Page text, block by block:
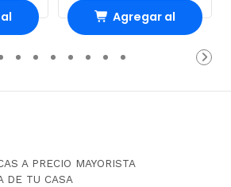
Agregar al
Carro
A PRECIO MAYORISTA
DE TU CASA